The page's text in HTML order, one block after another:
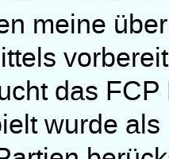
meine
das
wurde